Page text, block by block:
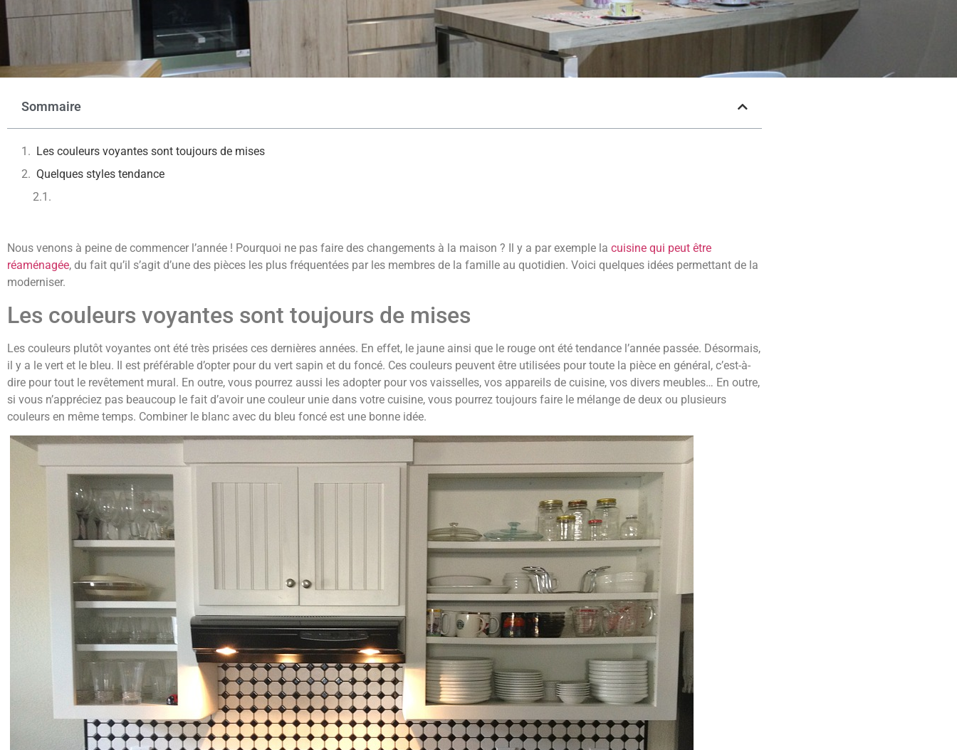
Sommaire
Les couleurs voyantes sont toujours de mises
Quelques styles tendance
Nous venons à peine de commencer l’année ! Pourquoi ne pas faire des changements à la maison ? Il y a par exemple la cuisine qui peut être
réaménagée, du fait qu’il s’agit d’une des pièces les plus fréquentées par les membres de la famille au quotidien. Voici quelques idées permettant de la
moderniser.
Les couleurs voyantes sont toujours de mises
Les couleurs plutôt voyantes ont été très prisées ces dernières années. En effet, le jaune ainsi que le rouge ont été tendance l’année passée. Désormais,
il y a le vert et le bleu. Il est préférable d’opter pour du vert sapin et du foncé. Ces couleurs peuvent être utilisées pour toute la pièce en général, c’est-à-
dire pour tout le revêtement mural. En outre, vous pourrez aussi les adopter pour vos vaisselles, vos appareils de cuisine, vos divers meubles… En outre,
si vous n’appréciez pas beaucoup le fait d’avoir une couleur unie dans votre cuisine, vous pourrez toujours faire le mélange de deux ou plusieurs
couleurs en même temps. Combiner le blanc avec du bleu foncé est une bonne idée.